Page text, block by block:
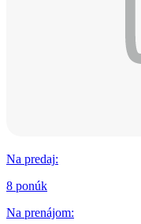
Na predaj:
8 ponúk
Na prenájom: